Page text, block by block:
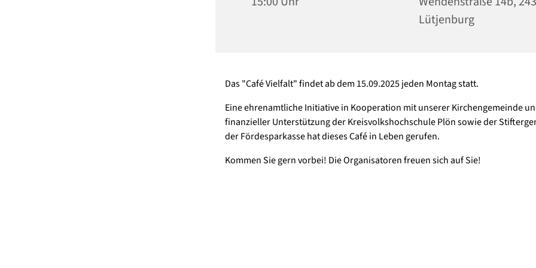
Lütjenburg
Das "Café Vielfalt" findet ab dem 15.09.2025 jeden Montag statt.
Eine ehrenamtliche Initiative in Kooperation mit unserer Kirchengemeinde
finanzieller Unterstützung der Kreisvolkshochschule Plön sowie der
der Fördesparkasse hat dieses Café in Leben gerufen.
Kommen Sie gern vorbei! Die Organisatoren freuen sich auf Sie!